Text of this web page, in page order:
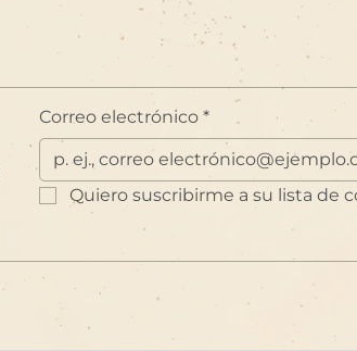
Correo electrónico *
Quiero suscribirme a su lista de